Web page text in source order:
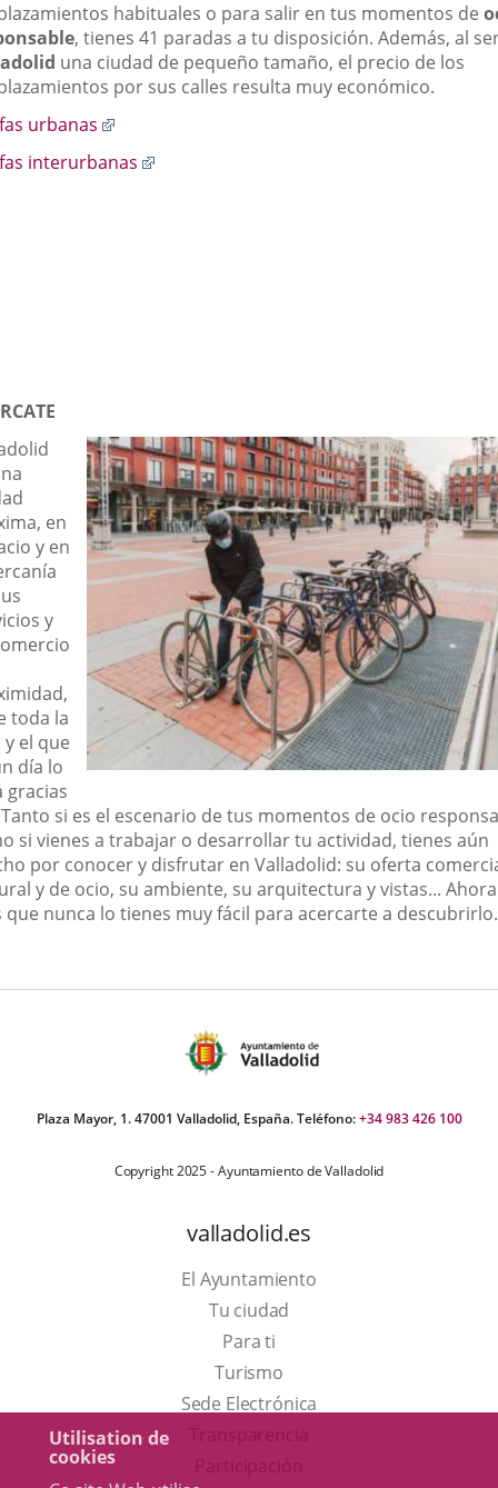
Utilisation de
cookies
habituales o para salir en tus momentos de
, tienes 41 paradas a tu disposición. Además, al
una ciudad de pequeño tamaño, el precio de los
por sus calles resulta muy económico.
urbanas
una
interurbanas
en
y en
y
toda la
y el que
día lo
gracias
si es el escenario de tus momentos de ocio
si vienes a trabajar o desarrollar tu actividad, tienes aún
por conocer y disfrutar en Valladolid: su oferta
y de ocio, su ambiente, su arquitectura y vistas... Ahora
que nunca lo tienes muy fácil para acercarte a descubrirlo.
Plaza Mayor, 1. 47001 Valladolid, España. Teléfono:+34 983 426 100
Copyright 2025 - Ayuntamiento de Valladolid
valladolid.es
El Ayuntamiento
Tu ciudad
Para ti
TurismoEste
enlace
Sede Electrónica